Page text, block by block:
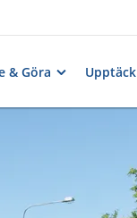
& Göra Upptäck